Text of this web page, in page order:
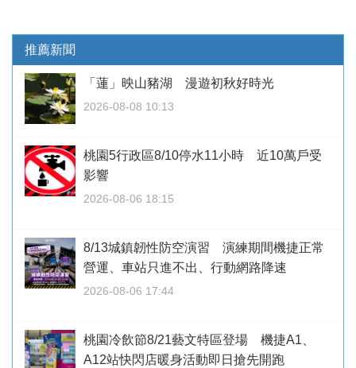
推薦新聞
「蓮」映山豬湖 漫遊初秋好時光
2026-08-08 10:13
桃園5行政區8/10停水11小時 近10萬戶受
影響
2026-08-06 18:15
8/13城鎮韌性防空演習 演練期間機捷正常
營運、車站只進不出、行動網路降速
2026-08-06 17:44
桃園冷飲節8/21藝文特區登場 機捷A1、
A12站快閃店暖身活動即日搶先開跑